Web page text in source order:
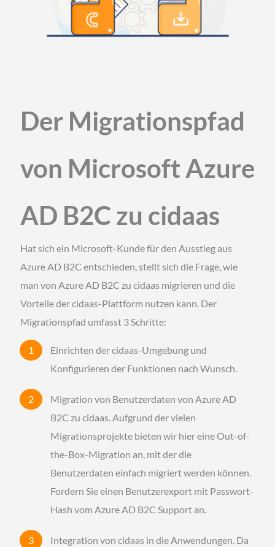
Der Migrationspfad
von Microsoft Azure
AD B2C zu cidaas
Hat sich ein Microsoft-Kunde für den Ausstieg aus
Azure AD B2C entschieden, stellt sich die Frage, wie
man von Azure AD B2C zu cidaas migrieren und die
Vorteile der cidaas-Plattform nutzen kann. Der
Migrationspfad umfasst 3 Schritte:
Einrichten der cidaas-Umgebung und
Konfigurieren der Funktionen nach Wunsch.
Migration von Benutzerdaten von Azure AD
B2C zu cidaas. Aufgrund der vielen
Migrationsprojekte bieten wir hier eine Out-of-
the-Box-Migration an, mit der die
Benutzerdaten einfach migriert werden können.
Fordern Sie einen Benutzerexport mit Passwort-
Hash vom Azure AD B2C Support an.
Integration von cidaas in die Anwendungen. Da